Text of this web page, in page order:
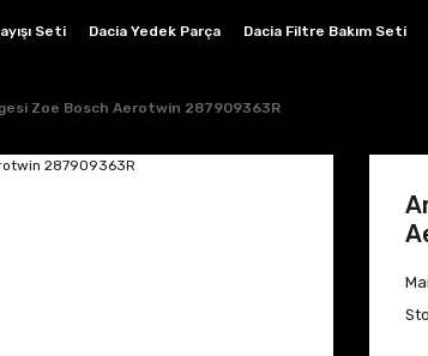
Seti Dacia Yedek Parça Dacia Filtre Bakım Seti
Zoe Bosch Aerotwin 287909363R